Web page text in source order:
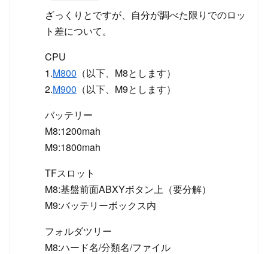
ざっくりとですが、自分が調べた限りでのロッ
ト差について。
CPU
1.M800 （以下、M8とします）
2.M900 （以下、M9とします）
バッテリー
M8:1200mah
M9:1800mah
TFスロット
M8:基盤前面ABXYボタン上（要分解）
M9:バッテリーボックス内
フォルダツリー
M8:ハード名/分類名/ファイル